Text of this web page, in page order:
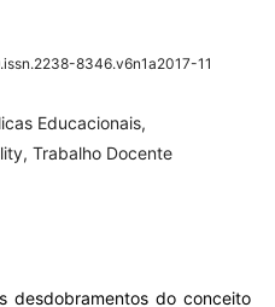
8346.v6n1a2017-11
Educacionais,
Trabalho Docente
desdobramentos do conceito